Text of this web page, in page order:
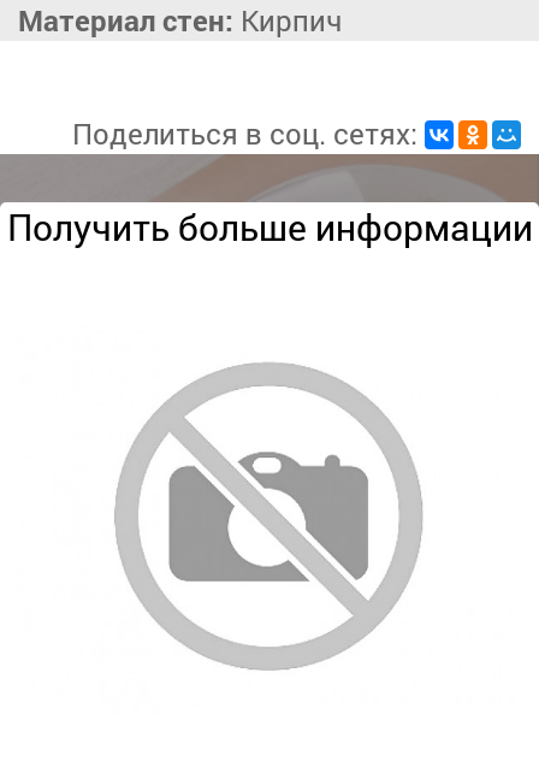
Материал стен: Кирпич
Поделиться в соц. сетях:
Получить больше информации